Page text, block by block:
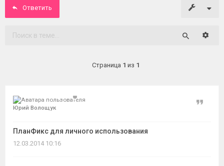
Вход
Ответить
Страница 1 из 1
Юрий Волощук
ПланФикс для личного использования
Цитата
12.03.2014 10:16